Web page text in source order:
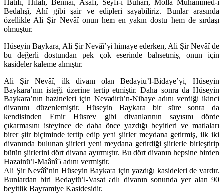
Hâtifî, Hilâlî, Bennâî, Asafî, Seyfî-i Buhârî, Molla Muhammed-i
Bedahşî, Ahî gibi şair ve edipleri sayabiliriz. Bunlar arasında
özellikle Ali Şir Nevâî onun hem en yakın dostu hem de sırdaşı
olmuştur.
Hüseyin Baykara, Ali Şir Nevâî’yi himaye ederken, Ali Şir Nevâî de
bu değerli dostundan pek çok eserinde bahsetmiş, onun için
kasideler kaleme almıştır.
Ali Şir Nevâî, ilk divanı olan Bedayiu’l-Bidaye’yi, Hüseyin
Baykara’nın isteği üzerine tertip etmiştir. Daha sonra da Hüseyin
Baykara’nın hazineleri için Nevadirü’n-Nihaye adını verdiği ikinci
divanını düzenlemiştir. Hüseyin Baykara bir süre sonra da
kendisinden Emir Hüsrev gibi divanlarının sayısını dörde
çıkarmasını isteyince de daha önce yazdığı beyitleri ve matlaları
birer şiir biçiminde tertip edip yeni şiirler meydana getirmiş, ilk iki
divanında bulunan şiirleri yeni meydana getirdiği şiirlerle birleştirip
bütün şiirlerini dört divana ayırmıştır. Bu dört divanın hepsine birden
Hazainü’l-Maânî5 adını vermiştir.
Ali Şir Nevâî’nin Hüseyin Baykara için yazdığı kasideleri de vardır.
Bunlardan biri Bedayiü’l-Vasat adlı divanın sonunda yer alan 90
beyitlik Bayramiye Kasidesidir.